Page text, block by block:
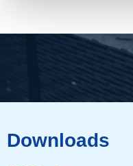
Downloads